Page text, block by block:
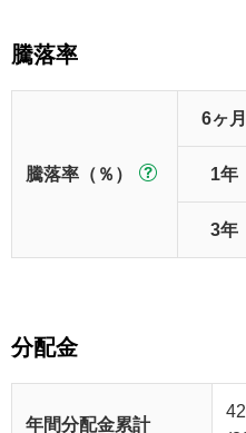
騰落率
騰落率（％）
6ヶ月
1年
3年
分配金
年間分配金累計